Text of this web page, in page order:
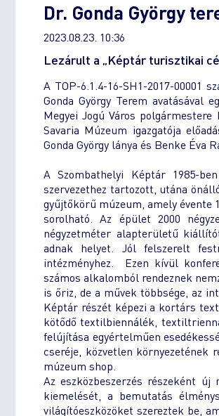
Dr. Gonda György
2023.08.23. 10:36
Lezárult a „Képtár turisztikai
A TOP-6.1.4-16-SH1-2017-
Gonda György Terem avatásával
Megyei Jogú Város
Savaria Múzeum igazgatója
Gonda György lánya és Benke Éva
A Szombathelyi Képtár 1985-
szervezethez tartozott, utána
gyűjtőkörű múzeum, amely évente
sorolható. Az épület 2000
négyzetméter alapterületű
adnak helyet. Jól felszerelt
intézményhez. Ezen kívül
számos alkalomból rendeznek
is őriz, de a művek többsége, az
Képtár részét képezi a kortárs
kötődő textilbiennálék,
felújítása egyértelműen
cseréje, közvetlen
múzeum shop.
Az eszközbeszerzés részeként
kiemelését, a bemutatás
világítóeszközöket szereztek be,